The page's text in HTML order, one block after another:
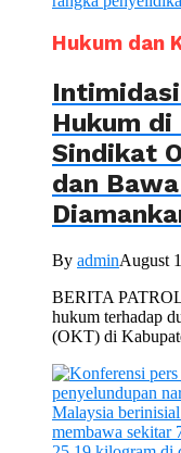
Hukum dan
Hukum
Sindikat
dan
By adminAugust
BERITA
hukum terhadap
(OKT) di